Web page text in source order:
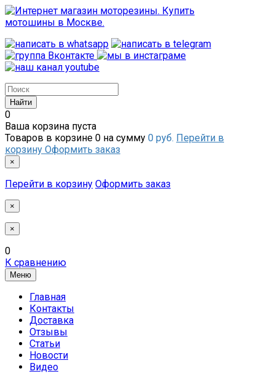
0
Ваша корзина пуста
Товаров в корзине 0 на сумму 0 руб. Перейти в
корзину Оформить заказ
×
Перейти в корзину Оформить заказ
×
×
0
К сравнению
Меню
Главная
Контакты
Доставка
Отзывы
Статьи
Новости
Видео